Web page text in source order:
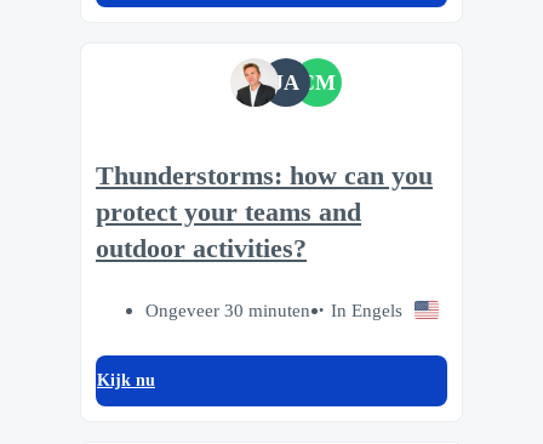
JA CM
Thunderstorms: how can you
protect your teams and
outdoor activities?
Ongeveer 30 minuten In Engels
Kijk nu